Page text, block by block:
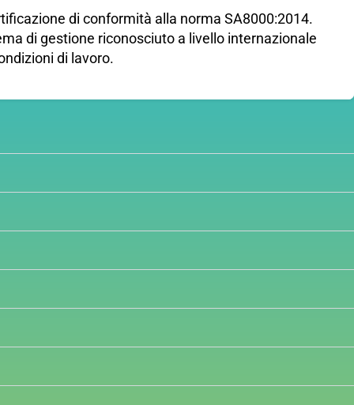
di conformità alla norma SA8000:2014.
di gestione riconosciuto a livello internazionale
di lavoro.